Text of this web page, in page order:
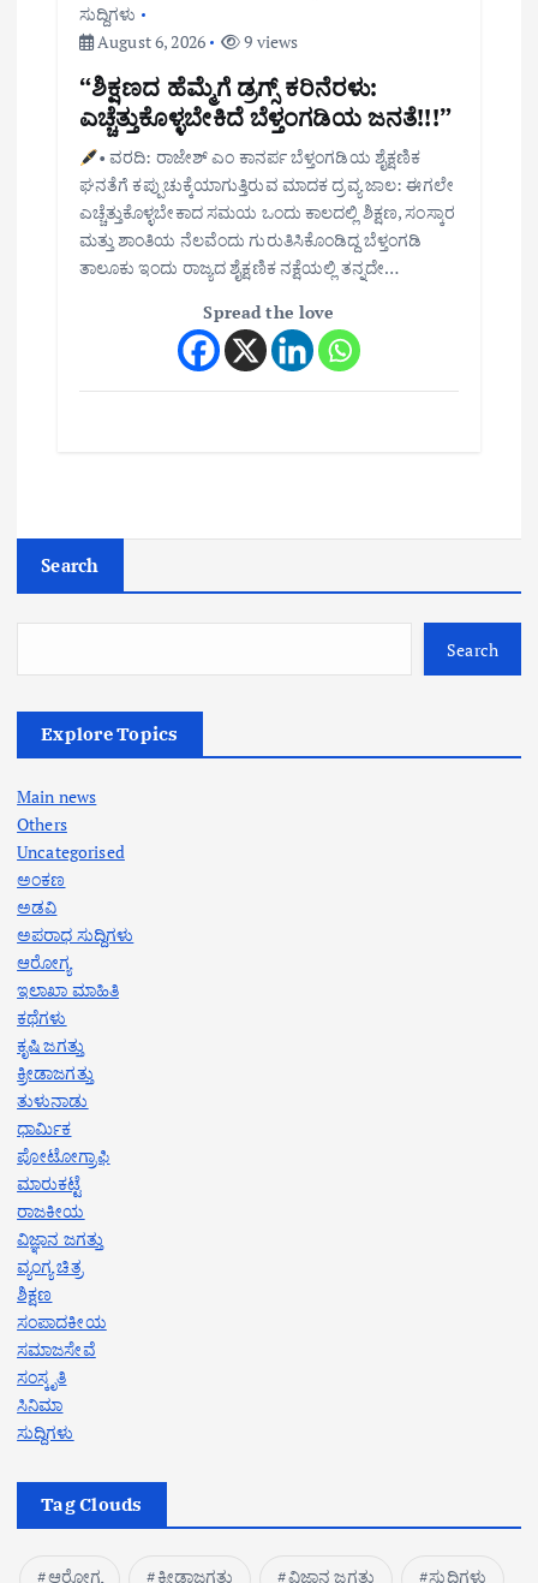
ಸುದ್ದಿಗಳು
August 6, 2026
9 views
“ಶಿಕ್ಷಣದ ಹೆಮ್ಮೆಗೆ ಡ್ರಗ್ಸ್ ಕರಿನೆರಳು:
ಎಚ್ಚೆತ್ತುಕೊಳ್ಳಬೇಕಿದೆ ಬೆಳ್ತಂಗಡಿಯ ಜನತೆ!!!”
• ವರದಿ: ರಾಜೇಶ್ ಎಂ ಕಾನರ್ಪ ಬೆಳ್ತಂಗಡಿಯ ಶೈಕ್ಷಣಿಕ
ಘನತೆಗೆ ಕಪ್ಪುಚುಕ್ಕೆಯಾಗುತ್ತಿರುವ ಮಾದಕ ದ್ರವ್ಯ ಜಾಲ: ಈಗಲೇ
ಎಚ್ಚೆತ್ತುಕೊಳ್ಳಬೇಕಾದ ಸಮಯ ಒಂದು ಕಾಲದಲ್ಲಿ ಶಿಕ್ಷಣ, ಸಂಸ್ಕಾರ
ಮತ್ತು ಶಾಂತಿಯ ನೆಲವೆಂದು ಗುರುತಿಸಿಕೊಂಡಿದ್ದ ಬೆಳ್ತಂಗಡಿ
ತಾಲೂಕು ಇಂದು ರಾಜ್ಯದ ಶೈಕ್ಷಣಿಕ ನಕ್ಷೆಯಲ್ಲಿ ತನ್ನದೇ…
Spread the love
Search
Search
Explore Topics
Main news
Others
Uncategorised
ಅಂಕಣ
ಅಡವಿ
ಅಪರಾಧ ಸುದ್ದಿಗಳು
ಆರೋಗ್ಯ
ಇಲಾಖಾ ಮಾಹಿತಿ
ಕಥೆಗಳು
ಕೃಷಿ ಜಗತ್ತು
ಕ್ರೀಡಾಜಗತ್ತು
ತುಳುನಾಡು
ಧಾರ್ಮಿಕ
ಪೋಟೋಗ್ರಾಫಿ
ಮಾರುಕಟ್ಟೆ
ರಾಜಕೀಯ
ವಿಜ್ಞಾನ ಜಗತ್ತು
ವ್ಯಂಗ್ಯ ಚಿತ್ರ
ಶಿಕ್ಷಣ
ಸಂಪಾದಕೀಯ
ಸಮಾಜಸೇವೆ
ಸಂಸ್ಕೃತಿ
ಸಿನಿಮಾ
ಸುದ್ದಿಗಳು
Tag Clouds
ಆರೋಗ್ಯ ಕ್ರೀಡಾಜಗತ್ತು ವಿಜ್ಞಾನ ಜಗತ್ತು ಸುದ್ದಿಗಳು